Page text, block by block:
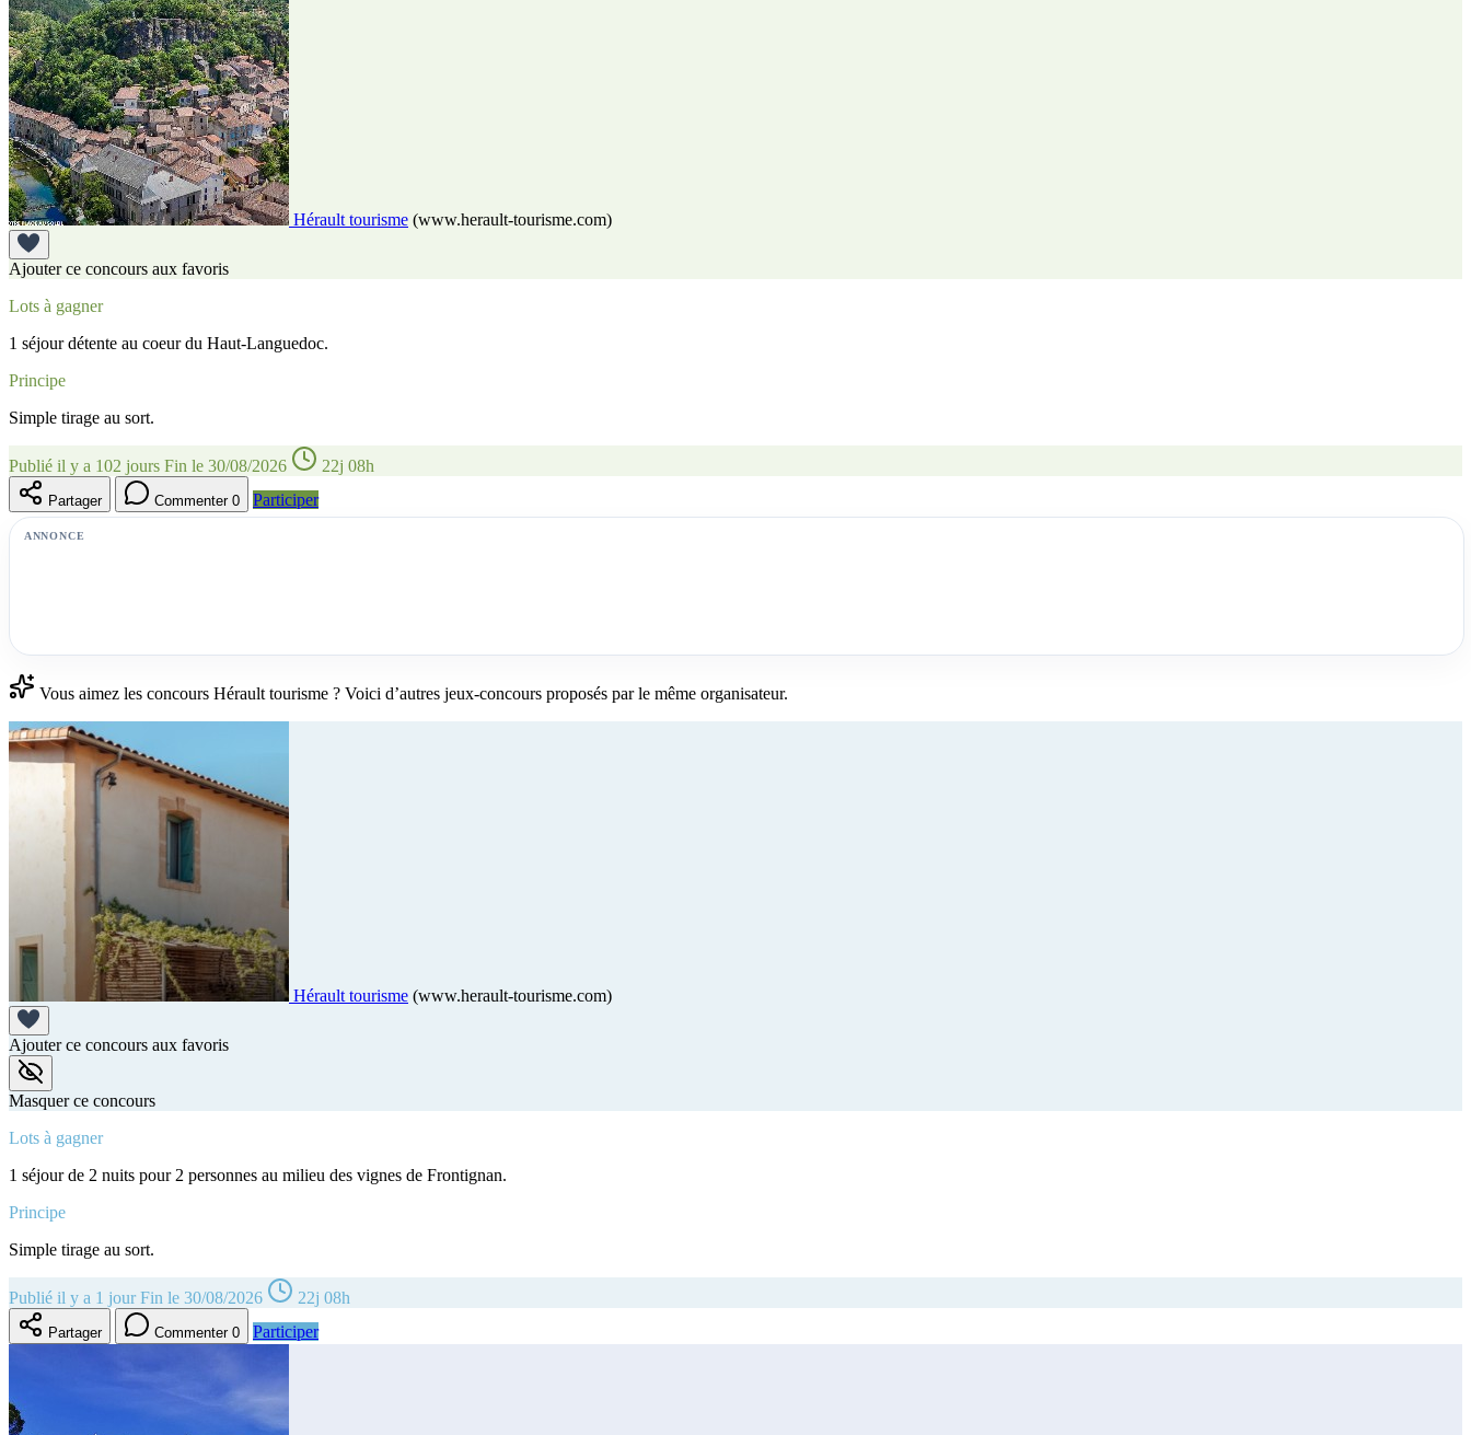
Hérault tourisme (www.herault-tourisme.com)
Ajouter ce concours aux favoris
Lots à gagner
1 séjour détente au coeur du Haut-Languedoc.
Principe
Simple tirage au sort.
Publié il y a 102 jours Fin le 30/08/2026 22j 08h
Partager Commenter 0 Participer
ANNONCE
Vous aimez les concours Hérault tourisme ? Voici d’autres jeux-concours proposés par le même organisateur.
Hérault tourisme (www.herault-tourisme.com)
Ajouter ce concours aux favoris
Masquer ce concours
Lots à gagner
1 séjour de 2 nuits pour 2 personnes au milieu des vignes de Frontignan.
Principe
Simple tirage au sort.
Publié il y a 1 jour Fin le 30/08/2026 22j 08h
Partager Commenter 0 Participer